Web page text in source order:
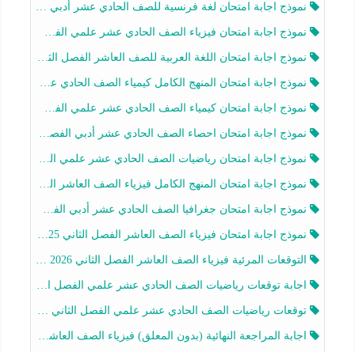
نموذج اجابة امتحان لغة فرنسية للصف الحادي عشر أدبي الفصل الثاني 2025-2026
نموذج اجابة امتحان فيزياء الصف الحادي عشر علمي الفصل الثاني 2025-2026
نموذج اجابة امتحان اللغة العربية للصف العاشر الفصل الثاني 2025-2026
نموذج اجابة امتحان المنهج الكامل كيمياء الصف الحادي عشر علمي الفصل الثاني 2025-2026
نموذج اجابة امتحان كيمياء الصف الحادي عشر علمي الفصل الثاني 2025-2026
نموذج اجابة امتحان احصاء الصف الحادي عشر أدبي الفصل الثاني 2025-2026
نموذج اجابة امتحان رياضيات الصف الحادي عشر علمي الفصل الثاني 2025-2026
نموذج اجابة امتحان المنهج الكامل فيزياء الصف العاشر الفصل الثاني 2025-2026
نموذج اجابة امتحان جغرافيا الصف الحادي عشر أدبي الفصل الثاني 2025-2026
نموذج اجابة امتحان فيزياء الصف العاشر الفصل الثاني 2025-2026
التوقعات المرئية فيزياء الصف العاشر الفصل الثاني 2026 أ هيثم الليثي
اجابة توقعات رياضيات الصف الحادي عشر علمي الفصل الثاني 2025-2026 أ عمرو فايز
توقعات رياضيات الصف الحادي عشر علمي الفصل الثاني 2025-2026 أ عمرو فايز
اجابة المراجعة النهائية (بدون المعلق) فيزياء الصف العاشر الفصل الثاني أ أحمد نبيه